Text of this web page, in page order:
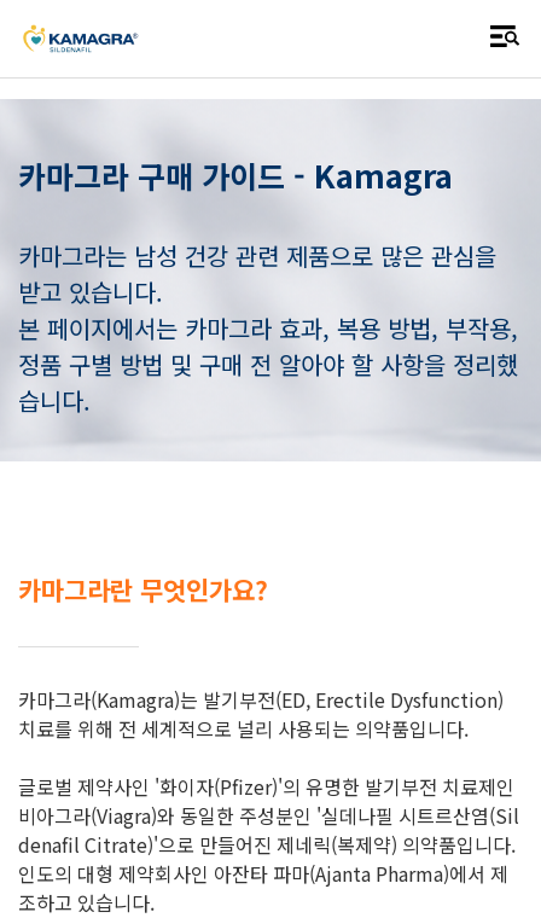
카마그라 구매 가이드 - Kamagra
카마그라는 남성 건강 관련 제품으로 많은 관심을
받고 있습니다.
본 페이지에서는 카마그라 효과, 복용 방법, 부작용,
정품 구별 방법 및 구매 전 알아야 할 사항을 정리했
습니다.
카마그라란 무엇인가요?
카마그라(Kamagra)는 발기부전(ED, Erectile Dysfunction)
치료를 위해 전 세계적으로 널리 사용되는 의약품입니다.
글로벌 제약사인 '화이자(Pfizer)'의 유명한 발기부전 치료제인
비아그라(Viagra)와 동일한 주성분인 '실데나필 시트르산염(Sil
denafil Citrate)'으로 만들어진 제네릭(복제약) 의약품입니다.
인도의 대형 제약회사인 아잔타 파마(Ajanta Pharma)에서 제
조하고 있습니다.